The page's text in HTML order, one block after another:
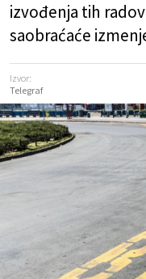
izvođenja tih
saobraćaće
Izvor:
Telegraf